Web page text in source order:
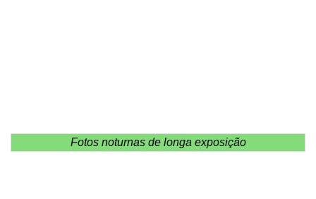
Fotos noturnas de longa exposição